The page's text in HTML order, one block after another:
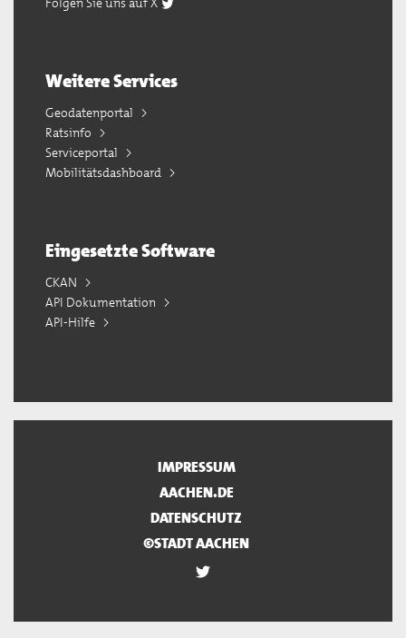
Weitere Services
Geodatenportal
Ratsinfo
Serviceportal
Mobilitätsdashboard
Eingesetzte Software
CKAN
API Dokumentation
API-Hilfe
IMPRESSUM
AACHEN.DE
DATENSCHUTZ
©STADT AACHEN